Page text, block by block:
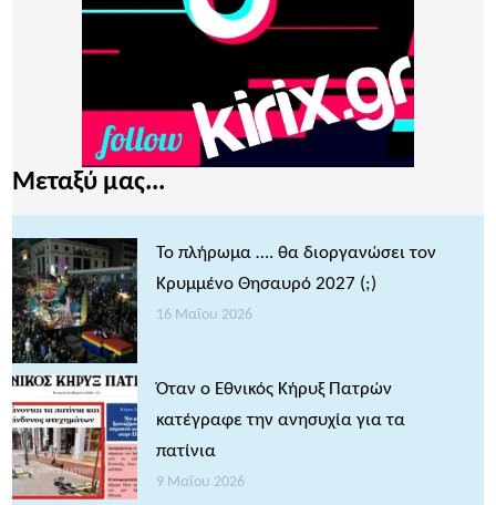
Μεταξύ μας...
Το πλήρωμα …. θα διοργανώσει τον
Κρυμμένο Θησαυρό 2027 (;)
16 Μαΐου 2026
Όταν ο Εθνικός Κήρυξ Πατρών
κατέγραφε την ανησυχία για τα
πατίνια
9 Μαΐου 2026